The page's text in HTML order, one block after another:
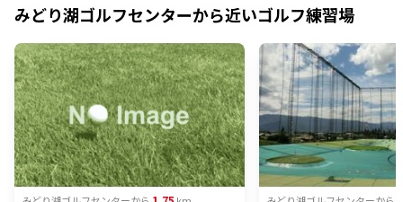
みどり湖ゴルフセンターから近いゴルフ練習場